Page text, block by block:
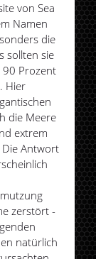
von Sea
Namen
die
sollten sie
90 Prozent
Hier
die Meere
extrem
Antwort
zerstört -
natürlich